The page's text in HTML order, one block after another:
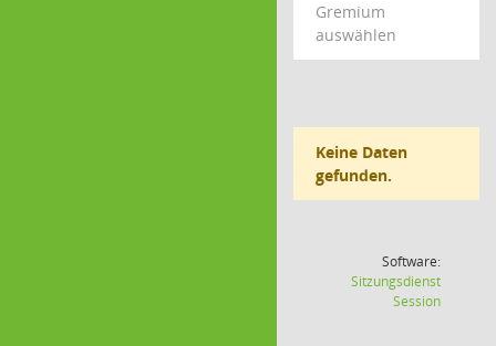
Gremium
auswählen
Keine Daten
gefunden.
Software:
Sitzungsdienst
Session(Wird in